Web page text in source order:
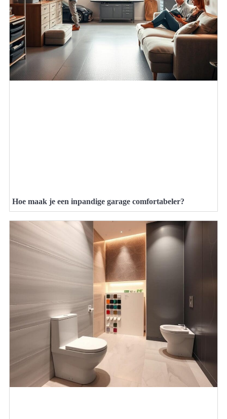
Hoe maak je een inpandige garage comfortabeler?